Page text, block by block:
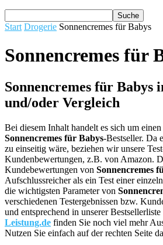
Start Drogerie Sonnencremes für Babys
Sonnencremes für
Sonnencremes für Babys
und/oder Vergleich
Bei diesem Inhalt handelt es sich um
Sonnencremes für Babys-Bestseller. Da
zu einseitig wäre, beziehen wir unsere
Kundenbewertungen, z.B. von Amazon.
Kundebewertungen von Sonnencremes
Aufschlussreicher als ein Test einer
die wichtigsten Parameter von
verschiedenen Testergebnissen bzw.
und entsprechend in unserer
Leistung.de finden Sie noch viel mehr
Nutzen Sie einfach auf der rechten Seite